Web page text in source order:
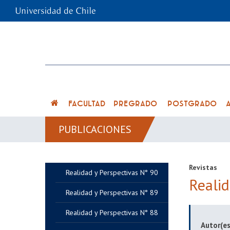
FACULTAD PREGRADO POSTGRADO
PUBLICACIONES
Realidad y Perspectivas N° 88
Realidad y Perspectivas N° 89
Realidad y Perspectivas N° 90
Revistas